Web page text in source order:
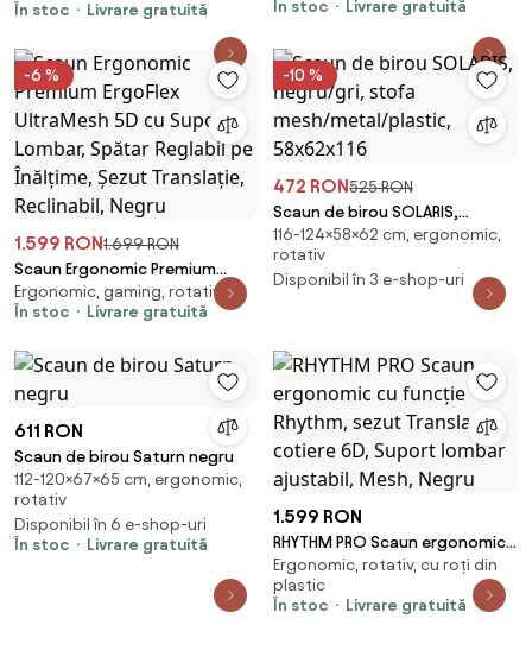
În stoc Livrare gratuită În stoc Livrare gratuită
-6 %
1.599 RON1.699 RON
Scaun Ergonomic Premium
ErgoFlex UltraMesh 5D cu
Suport Lombar, Spătar Reglabil
Reclinabil, Negru
Ergonomic, gaming, rotativ
În stoc
Livrare gratuită
-10 %
472 RON525 RON
Scaun de birou SOLARIS,
negru/gri, stofa
mesh/metal/plastic, 58x62x116
116-124×58×62 cm, ergonomic,
rotativ
Disponibil în 3 e-shop-uri
611 RON
Scaun de birou Saturn negru
112-120×67×65 cm, ergonomic,
rotativ
Disponibil în 6 e-shop-uri
În stoc
Livrare gratuită
1.599 RON
RHYTHM PRO Scaun ergonomic
cu funcție Rhythm, sezut
Translatie, cotiere 6D, Suport
lombar ajustabil, Mesh, Negru
Ergonomic, rotativ, cu roți din
plastic
În stoc
Livrare gratuită